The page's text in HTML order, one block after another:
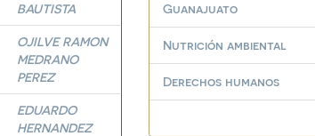
BAUTISTA
OJILVE RAMON
MEDRANO
PEREZ
EDUARDO
HERNANDEZ
Guanajuato
Nutrición ambiental
Derechos humanos